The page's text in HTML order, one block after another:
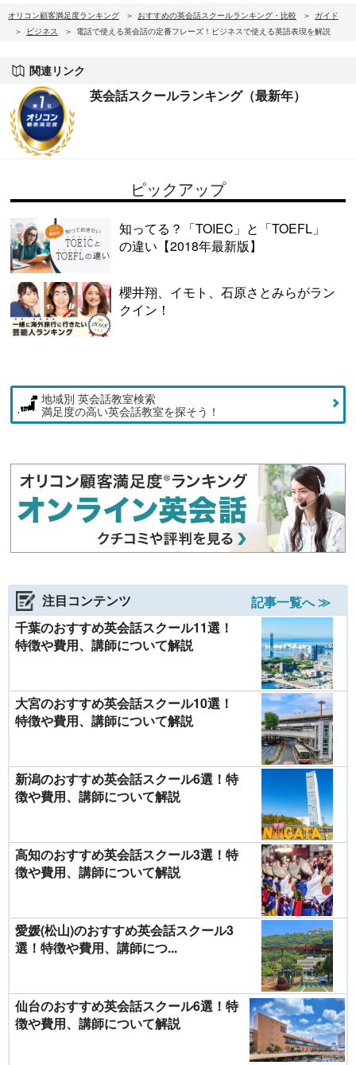
オリコン顧客満足度ランキング おすすめの英会話スクールランキング・比較
ガイド
ビジネス
電話で使える英会話の定番フレーズ！ビジネスで使える英語表現を解説
関連リンク
英会話スクールランキング（最新年）
ピックアップ
知ってる？「TOIEC」と「TOEFL」
の違い【2018年最新版】
櫻井翔、イモト、石原さとみらがラン
クイン！
地域別 英会話教室検索
満足度の高い英会話教室を探そう！
注目コンテンツ
記事一覧へ ≫
千葉のおすすめ英会話スクール11選！
特徴や費用、講師について解説
大宮のおすすめ英会話スクール10選！
特徴や費用、講師について解説
新潟のおすすめ英会話スクール6選！特
徴や費用、講師について解説
高知のおすすめ英会話スクール3選！特
徴や費用、講師について解説
愛媛(松山)のおすすめ英会話スクール3
選！特徴や費用、講師につ...
仙台のおすすめ英会話スクール6選！特
徴や費用、講師について解説